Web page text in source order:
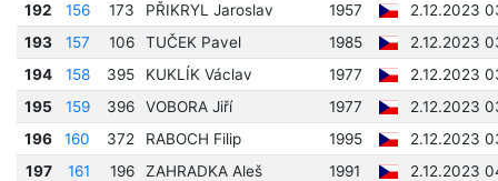
192
156 173 PŘIKRYL Jaroslav 1957
2.12.2023
193
157 106 TUČEK Pavel 1985
2.12.2023
194
158 395 KUKLÍK Václav 1977
2.12.2023
195
159 396 VOBORA Jiří 1977
2.12.2023
196
160 372 RABOCH Filip 1995
2.12.2023
197
161 196 ZAHRADKA Aleš 1991
2.12.2023